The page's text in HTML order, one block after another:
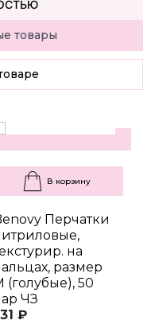
товары
В корзину
Перчатки
на
размер
(голубые), 50
ЧЗ
₽